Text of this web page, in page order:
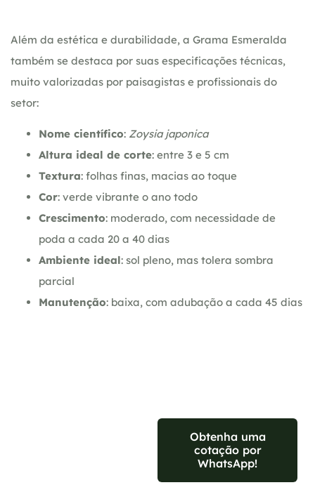
Além da estética e durabilidade, a Grama Esmeralda
também se destaca por suas especificações técnicas,
muito valorizadas por paisagistas e profissionais do
setor:
Nome científico: Zoysia japonica
Altura ideal de corte: entre 3 e 5 cm
Textura: folhas finas, macias ao toque
Cor: verde vibrante o ano todo
Crescimento: moderado, com necessidade de
poda a cada 20 a 40 dias
Ambiente ideal: sol pleno, mas tolera sombra
parcial
Manutenção: baixa, com adubação a cada 45 dias
Obtenha uma
cotação por
WhatsApp!